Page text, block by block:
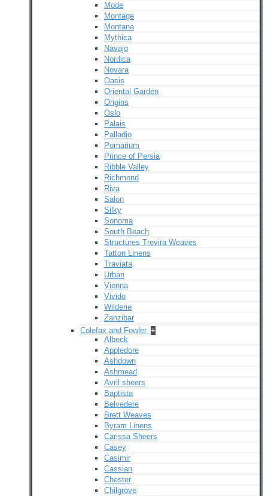
Mode
Montage
Montana
Mythica
Navajo
Nordica
Novara
Oasis
Oriental Garden
Origins
Oslo
Palais
Palladio
Pomarium
Prince of Persia
Ribble Valley
Richmond
Riva
Salon
Silky
Sonoma
South Beach
Structures Trevira Weaves
Tatton Linens
Traviata
Urban
Vienna
Vivido
Wilderie
Zanzibar
Colefax and Fowler +
Albeck
Appledore
Ashdown
Ashmead
Avril sheers
Baptista
Belvedere
Brett Weaves
Byram Linens
Carissa Sheers
Casey
Casimir
Cassian
Chester
Chilgrove